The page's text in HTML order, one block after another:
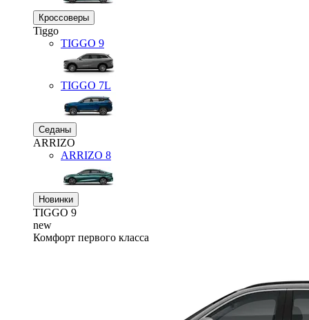
Кроссоверы
Tiggo
TIGGO 9
TIGGO 7L
Седаны
ARRIZO
ARRIZO 8
Новинки
TIGGO 9
new
Комфорт первого класса